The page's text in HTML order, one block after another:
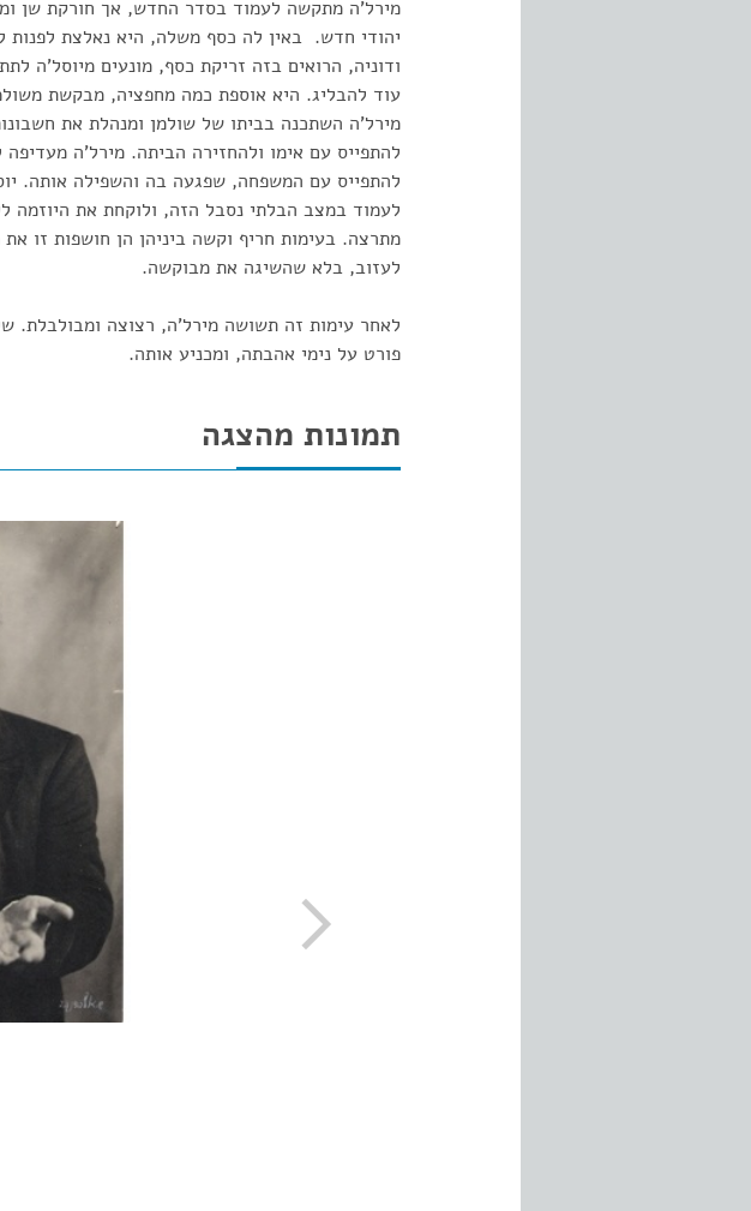
מירל'ה מתקשה לעמוד בסדר החדש, אך חורקת שן
יהודי חדש. באין לה כסף משלה, היא נאלצת לפנות
ודוניה, הרואים בזה זריקת כסף, מונעים מיוסל'ה
עוד להבליג. היא אוספת כמה מחפציה, מבקשת
מירל'ה השתכנה בביתו של שולמן ומנהלת את
להתפייס עם אימו ולהחזירה הביתה. מירל'ה
להתפייס עם המשפחה, שפגעה בה והשפילה אותה.
לעמוד במצב הבלתי נסבל הזה, ולוקחת את היוזמה
מתרצה. בעימות חריף וקשה ביניהן הן חושפות זו
לעזוב, בלא שהשיגה את מבוקשה.
לאחר עימות זה תשושה מירל'ה, רצוצה ומבולבלת.
פורט על נימי אהבתה, ומכניע אותה.
תמונות מהצגה